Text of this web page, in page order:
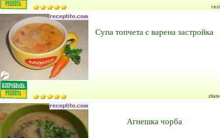
cezi
Супа топчета с варена застройка
zllate
Агнешка чорба